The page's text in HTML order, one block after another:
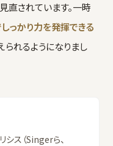
直されています。一時
っかり力を発揮できる
れるようになりまし
ス（Singerら、